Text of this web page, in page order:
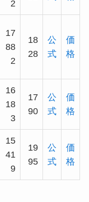
2
17
88
2
18
28
公
式
価
格
16
18
3
17
90
公
式
価
格
15
41
9
19
95
公
式
価
格